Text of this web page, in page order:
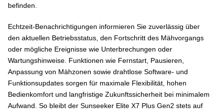
befinden.
Echtzeit-Benachrichtigungen informieren Sie zuverlässig über
den aktuellen Betriebsstatus, den Fortschritt des Mähvorgangs
oder mögliche Ereignisse wie Unterbrechungen oder
Wartungshinweise. Funktionen wie Fernstart, Pausieren,
Anpassung von Mähzonen sowie drahtlose Software- und
Funktionsupdates sorgen für maximale Flexibilität, hohen
Bedienkomfort und langfristige Zukunftssicherheit bei minimalem
Aufwand. So bleibt der Sunseeker Elite X7 Plus Gen2 stets auf